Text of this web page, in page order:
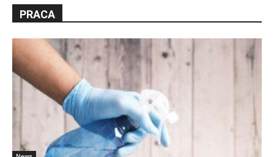
PRACA